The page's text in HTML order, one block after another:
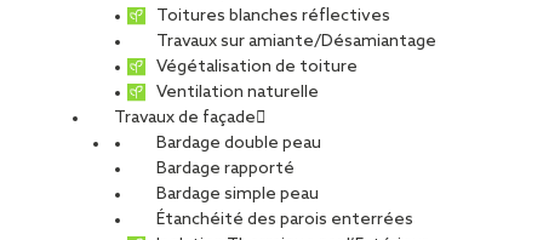
Toitures blanches réflectives
Travaux sur amiante/Désamiantage
Végétalisation de toiture
Ventilation naturelle
Travaux de façade
Bardage double peau
Bardage rapporté
Bardage simple peau
Étanchéité des parois enterrées